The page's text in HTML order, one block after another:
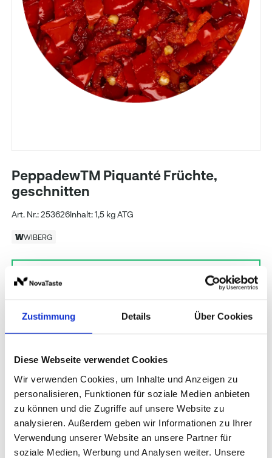
Zustimmung Details Über Cookies
Diese Webseite verwendet Cookies
Wir verwenden Cookies, um Inhalte und Anzeigen zu
personalisieren, Funktionen für soziale Medien anbieten
zu können und die Zugriffe auf unsere Website zu
analysieren. Außerdem geben wir Informationen zu Ihrer
Verwendung unserer Website an unsere Partner für
soziale Medien, Werbung und Analysen weiter. Unsere
PeppadewTM Piquanté Früchte,
geschnitten
Art. Nr.: 253626Inhalt: 1,5 kg ATG
WIBERG
Preise und Verfügbarkeit sehen unsere
eingeloggten Geschäftskunden.
Beschreibung
fruchtig, pikant
Lagerung und Verpackung
Verpackung
1,5 kg ATG